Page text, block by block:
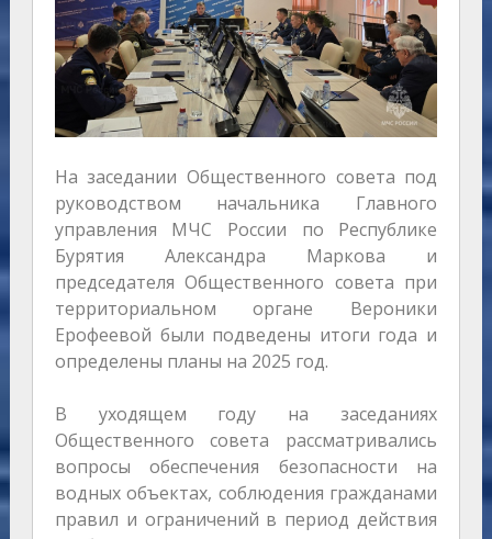
На заседании Общественного совета под
руководством начальника Главного
управления МЧС России по Республике
Бурятия Александра Маркова и
председателя Общественного совета при
территориальном органе Вероники
Ерофеевой были подведены итоги года и
определены планы на 2025 год.
В уходящем году на заседаниях
Общественного совета рассматривались
вопросы обеспечения безопасности на
водных объектах, соблюдения гражданами
правил и ограничений в период действия